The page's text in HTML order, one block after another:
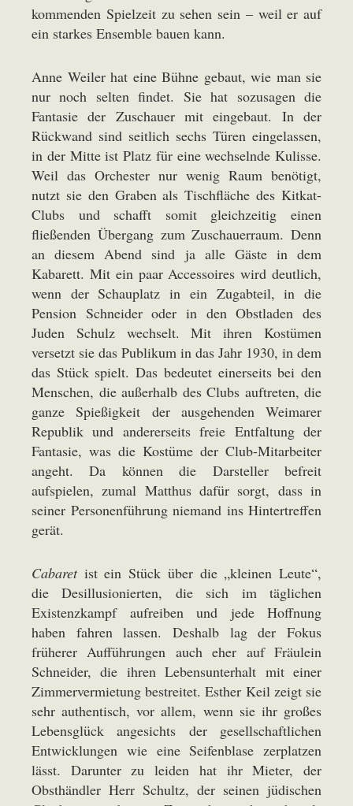
kommenden Spielzeit zu sehen sein – weil er auf
ein starkes Ensemble bauen kann.
Anne Weiler hat eine Bühne gebaut, wie man sie
nur noch selten findet. Sie hat sozusagen die
Fantasie der Zuschauer mit eingebaut. In der
Rückwand sind seitlich sechs Türen eingelassen,
in der Mitte ist Platz für eine wechselnde Kulisse.
Weil das Orchester nur wenig Raum benötigt,
nutzt sie den Graben als Tischfläche des Kitkat-
Clubs und schafft somit gleichzeitig einen
fließenden Übergang zum Zuschauerraum. Denn
an diesem Abend sind ja alle Gäste in dem
Kabarett. Mit ein paar Accessoires wird deutlich,
wenn der Schauplatz in ein Zugabteil, in die
Pension Schneider oder in den Obstladen des
Juden Schulz wechselt. Mit ihren Kostümen
versetzt sie das Publikum in das Jahr 1930, in dem
das Stück spielt. Das bedeutet einerseits bei den
Menschen, die außerhalb des Clubs auftreten, die
ganze Spießigkeit der ausgehenden Weimarer
Republik und andererseits freie Entfaltung der
Fantasie, was die Kostüme der Club-Mitarbeiter
angeht. Da können die Darsteller befreit
aufspielen, zumal Matthus dafür sorgt, dass in
seiner Personenführung niemand ins Hintertreffen
gerät.
Cabaretist ein Stück über die „kleinen Leute“,
die Desillusionierten, die sich im täglichen
Existenzkampf aufreiben und jede Hoffnung
haben fahren lassen. Deshalb lag der Fokus
früherer Aufführungen auch eher auf Fräulein
Schneider, die ihren Lebensunterhalt mit einer
Zimmervermietung bestreitet. Esther Keil zeigt sie
sehr authentisch, vor allem, wenn sie ihr großes
Lebensglück angesichts der gesellschaftlichen
Entwicklungen wie eine Seifenblase zerplatzen
lässt. Darunter zu leiden hat ihr Mieter, der
Obsthändler Herr Schultz, der seinen jüdischen